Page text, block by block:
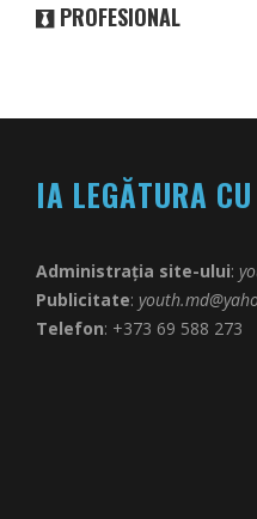
PROFESIONAL
IA LEGĂTURA
Administrația site-ului:
Publicitate:
Telefon: +373 69 588 273